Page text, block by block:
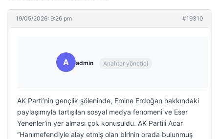
19/05/2026: 9:26 pm #19310
A admin Anahtar yönetici
AK Parti’nin gençlik şöleninde, Emine Erdoğan hakkındaki
paylaşımıyla tartışılan sosyal medya fenomeni ve Eser
Yenenler’in yer alması çok konuşuldu. AK Partili Acar
“Hanımefendiyle alay etmiş olan birinin orada bulunmuş